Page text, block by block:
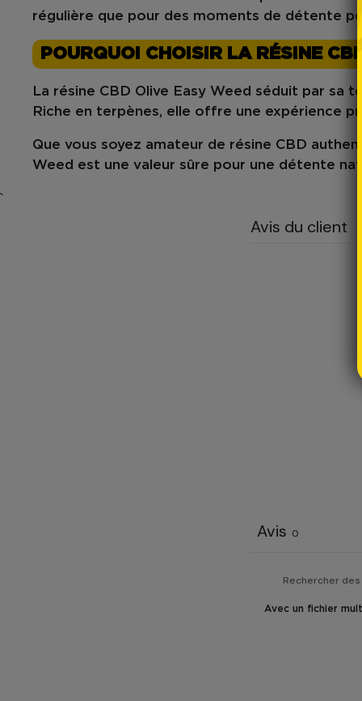
régulière que pour des moments de détente
POURQUOI CHOISIR LA RÉSINE
La résine CBD Olive Easy Weed séduit par sa
Riche en terpènes, elle offre une expérience
Que vous soyez amateur de résine CBD
Weed est une valeur sûre pour une détente
`
Avis du client
Avis 0
Avec un fichier